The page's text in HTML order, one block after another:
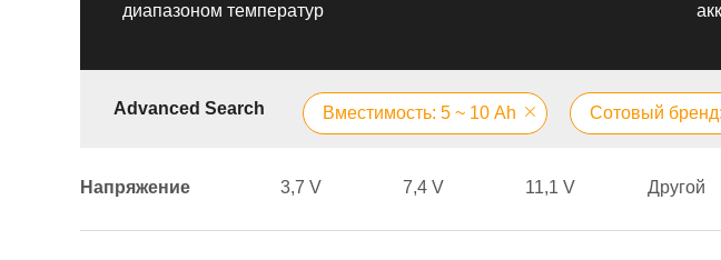
диапазоном температур
Advanced Search Вместимость: 5 ~ 10 Аh Сотовый
Напряжение 3,7 V 7,4 V 11,1 V Другой